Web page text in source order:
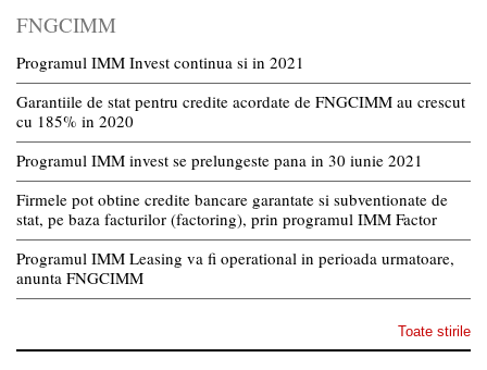
FNGCIMM
Programul IMM Invest continua si in 2021
Garantiile de stat pentru credite acordate de FNGCIMM au crescut
cu 185% in 2020
Programul IMM invest se prelungeste pana in 30 iunie 2021
Firmele pot obtine credite bancare garantate si subventionate de
stat, pe baza facturilor (factoring), prin programul IMM Factor
Programul IMM Leasing va fi operational in perioada urmatoare,
anunta FNGCIMM
Toate stirile